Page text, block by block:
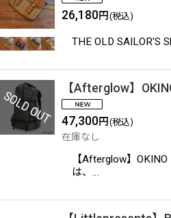
26,180円 (税込)
THE OLD SAILOR'S
【Afterglow】
47,300円 (税込)
在庫なし
【Afterglow】
は、…